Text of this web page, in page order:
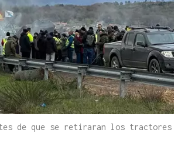
de que se retiraran los tractores